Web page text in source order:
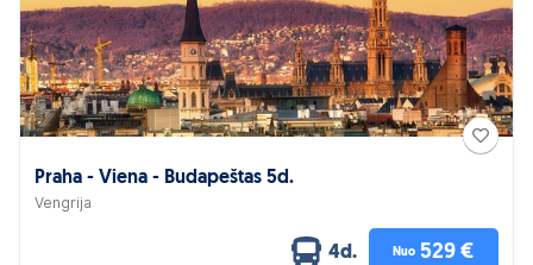
Praha - Viena - Budapeštas 5d.
Vengrija
4d. Nuo 529 €